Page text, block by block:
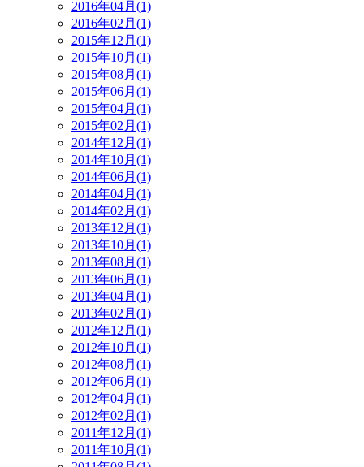
2016年04月(1)
2016年02月(1)
2015年12月(1)
2015年10月(1)
2015年08月(1)
2015年06月(1)
2015年04月(1)
2015年02月(1)
2014年12月(1)
2014年10月(1)
2014年06月(1)
2014年04月(1)
2014年02月(1)
2013年12月(1)
2013年10月(1)
2013年08月(1)
2013年06月(1)
2013年04月(1)
2013年02月(1)
2012年12月(1)
2012年10月(1)
2012年08月(1)
2012年06月(1)
2012年04月(1)
2012年02月(1)
2011年12月(1)
2011年10月(1)